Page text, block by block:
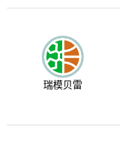
瑞模贝雷